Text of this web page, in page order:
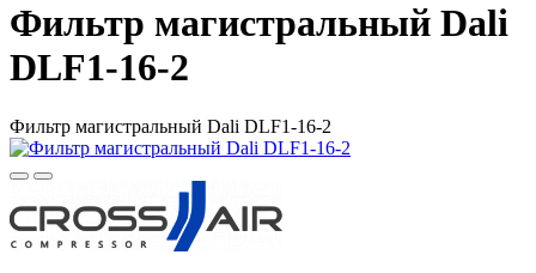
Фильтр магистральный Dali
DLF1-16-2
Фильтр магистральный Dali DLF1-16-2